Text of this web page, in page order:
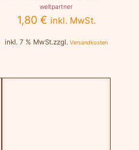
weltpartner
1,80 € inkl. MwSt.
inkl. 7 % MwSt.zzgl.Versandkosten